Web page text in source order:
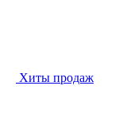
Хиты продаж